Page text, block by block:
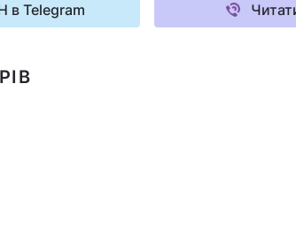
в Telegram